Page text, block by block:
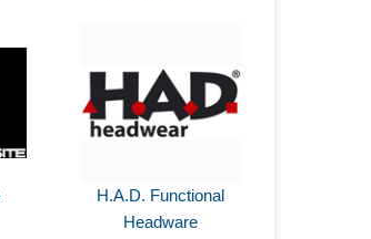
H.A.D. Functional
Headware